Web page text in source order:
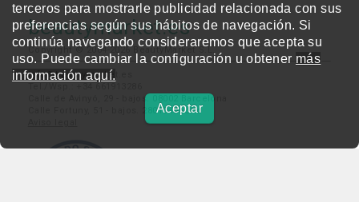
terceros para mostrarle publicidad relacionada con sus
preferencias según sus hábitos de navegación. Si
continúa navegando consideraremos que acepta su
uso. Puede cambiar la configuración u obtener más
información aquí.
Aceptar
beautymarket.es
Copyright © 2004-2026 BeautyMarket S.L.
info@beautymarket.es
Calle de Avinyó, 29 - bajos. 08002 Barcelona
Calle Fortuny, 51 - bajos. 28010 Madrid